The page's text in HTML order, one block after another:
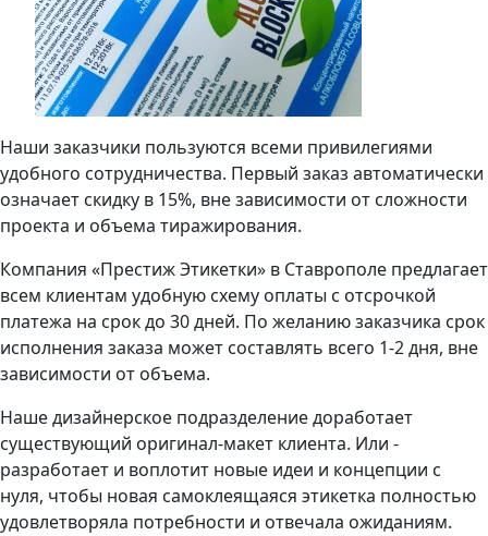
Наши заказчики пользуются всеми привилегиями
удобного сотрудничества. Первый заказ автоматически
означает скидку в 15%, вне зависимости от сложности
проекта и объема тиражирования.
Компания «Престиж Этикетки» в Ставрополе предлагает
всем клиентам удобную схему оплаты с отсрочкой
платежа на срок до 30 дней. По желанию заказчика срок
исполнения заказа может составлять всего 1-2 дня, вне
зависимости от объема.
Наше дизайнерское подразделение доработает
существующий оригинал-макет клиента. Или -
разработает и воплотит новые идеи и концепции с
нуля, чтобы новая самоклеящаяся этикетка полностью
удовлетворяла потребности и отвечала ожиданиям.